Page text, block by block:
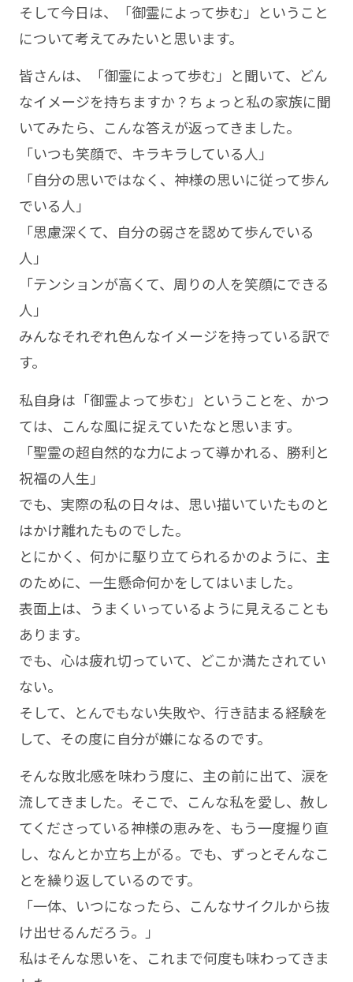
そして今日は、「御霊によって歩む」ということ
について考えてみたいと思います。
皆さんは、「御霊によって歩む」と聞いて、どん
なイメージを持ちますか？ちょっと私の家族に聞
いてみたら、こんな答えが返ってきました。
「いつも笑顔で、キラキラしている人」
「自分の思いではなく、神様の思いに従って歩ん
でいる人」
「思慮深くて、自分の弱さを認めて歩んでいる
人」
「テンションが高くて、周りの人を笑顔にできる
人」
みんなそれぞれ色んなイメージを持っている訳で
す。
私自身は「御霊よって歩む」ということを、かつ
ては、こんな風に捉えていたなと思います。
「聖霊の超自然的な力によって導かれる、勝利と
祝福の人生」
でも、実際の私の日々は、思い描いていたものと
はかけ離れたものでした。
とにかく、何かに駆り立てられるかのように、主
のために、一生懸命何かをしてはいました。
表面上は、うまくいっているように見えることも
あります。
でも、心は疲れ切っていて、どこか満たされてい
ない。
そして、とんでもない失敗や、行き詰まる経験を
して、その度に自分が嫌になるのです。
そんな敗北感を味わう度に、主の前に出て、涙を
流してきました。そこで、こんな私を愛し、赦し
てくださっている神様の恵みを、もう一度握り直
し、なんとか立ち上がる。でも、ずっとそんなこ
とを繰り返しているのです。
「一体、いつになったら、こんなサイクルから抜
け出せるんだろう。」
私はそんな思いを、これまで何度も味わってきま